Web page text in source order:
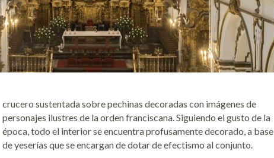
crucero sustentada sobre pechinas decoradas con imágenes de
personajes ilustres de la orden franciscana. Siguiendo el gusto de la
época, todo el interior se encuentra profusamente decorado, a base
de yeserías que se encargan de dotar de efectismo al conjunto.